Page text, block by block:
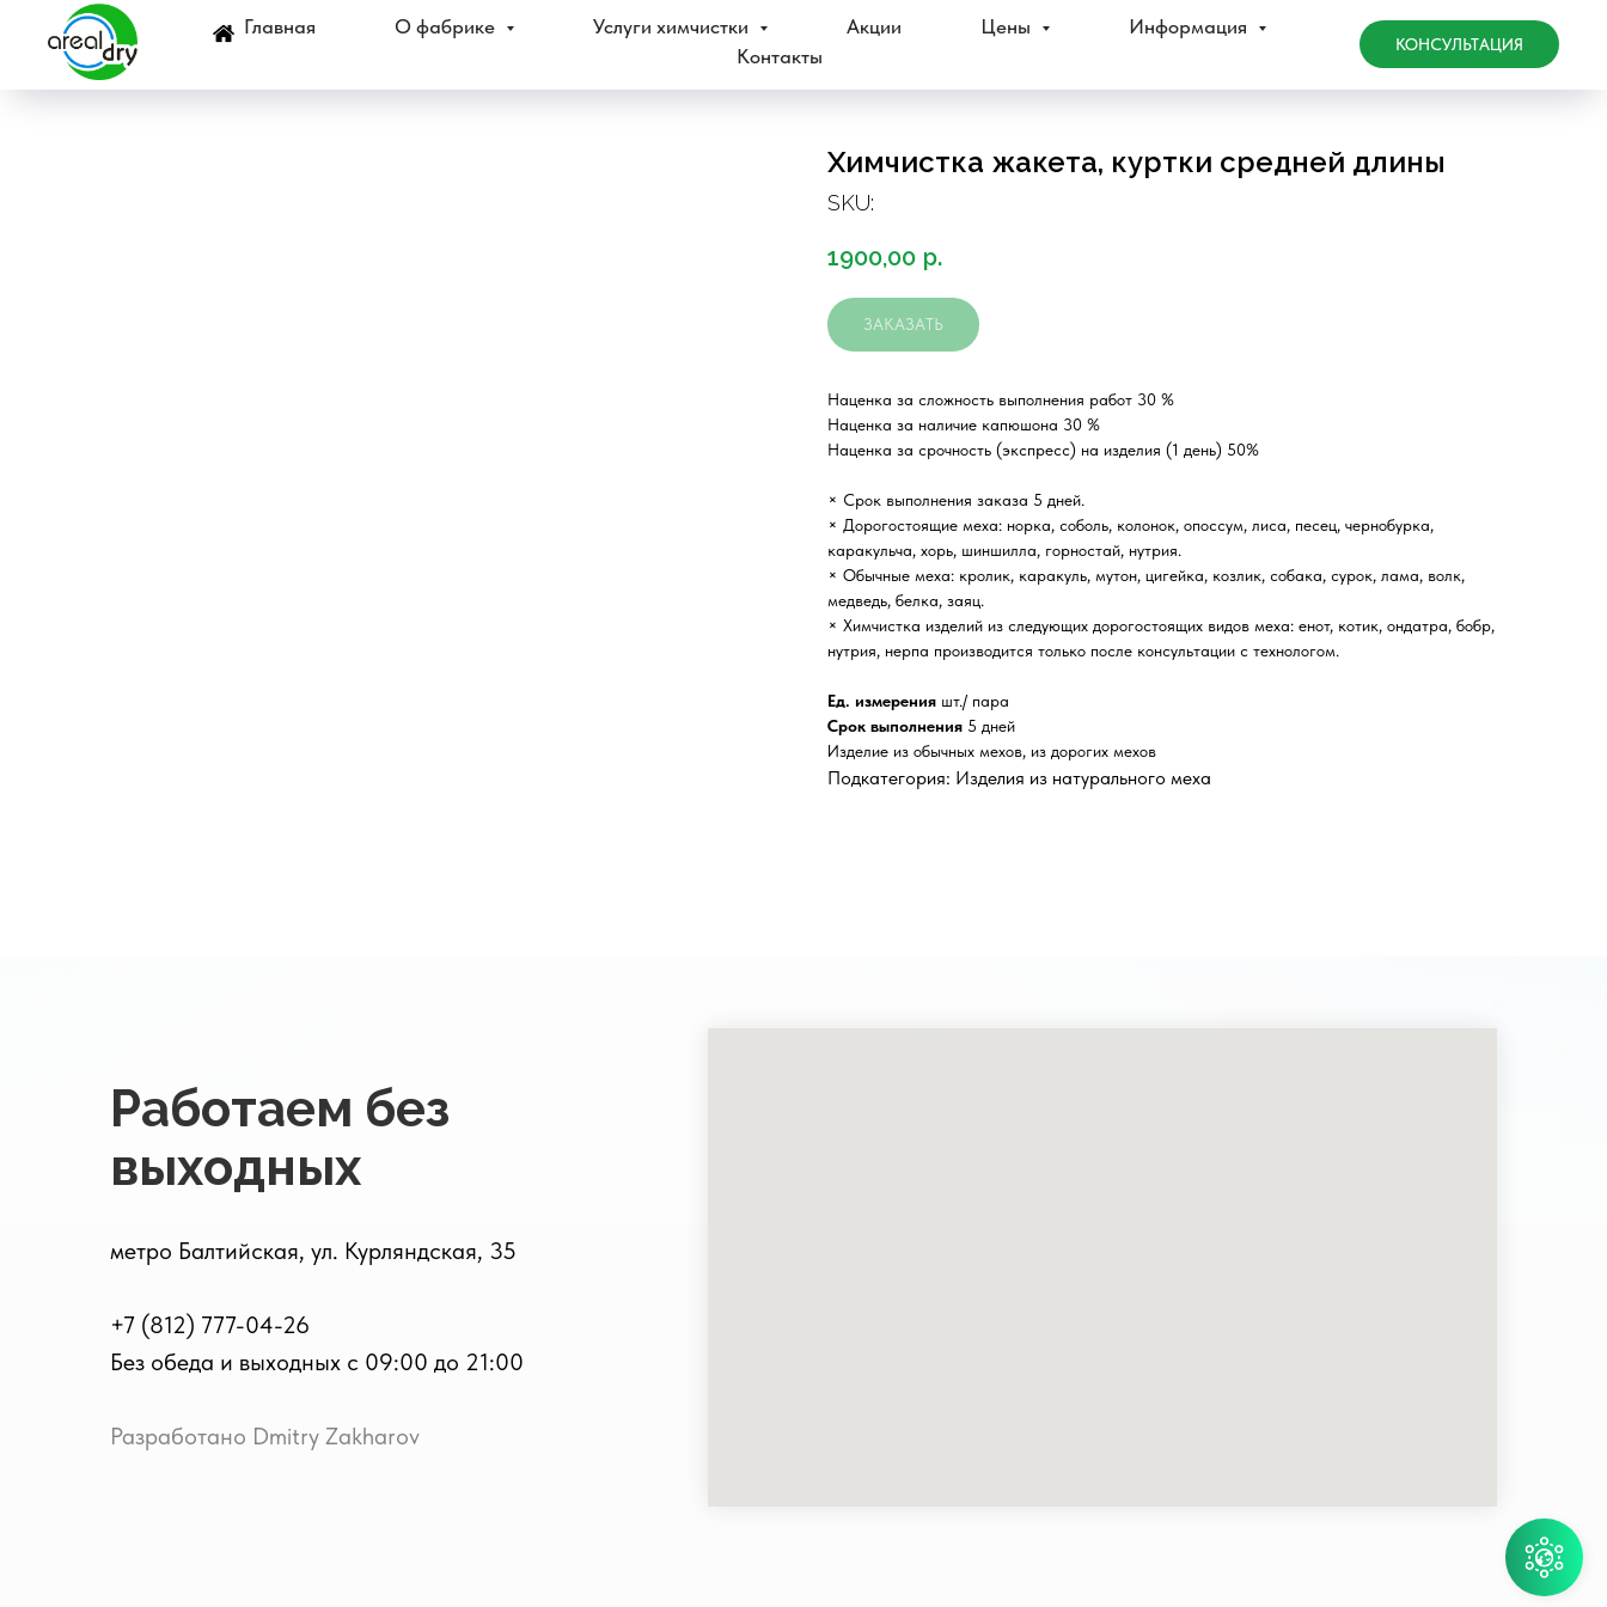
Главная О фабрике Услуги химчистки Акции Цены
Информация
Контакты
КОНСУЛЬТАЦИЯ
Химчистка жакета, куртки средней длины
SKU:
1900,00 р.
ЗАКАЗАТЬ
Наценка за сложность выполнения работ 30 %
Наценка за наличие капюшона 30 %
Наценка за срочность (экспресс) на изделия (1 день) 50%
× Срок выполнения заказа 5 дней.
× Дорогостоящие меха: норка, соболь, колонок, опоссум, лиса, песец, чернобурка,
каракульча, хорь, шиншилла, горностай, нутрия.
× Обычные меха: кролик, каракуль, мутон, цигейка, козлик, собака, сурок, лама, волк,
медведь, белка, заяц.
× Химчистка изделий из следующих дорогостоящих видов меха: енот, котик, ондатра, бобр,
нутрия, нерпа производится только после консультации с технологом.
Ед. измерения шт./ пара
Срок выполнения 5 дней
Изделие из обычных мехов, из дорогих мехов
Подкатегория: Изделия из натурального меха
Работаем без
выходных
метро Балтийская, ул. Курляндская, 35
+7 (812) 777-04-26
Без обеда и выходных с 09:00 до 21:00
Разработано Dmitry Zakharov